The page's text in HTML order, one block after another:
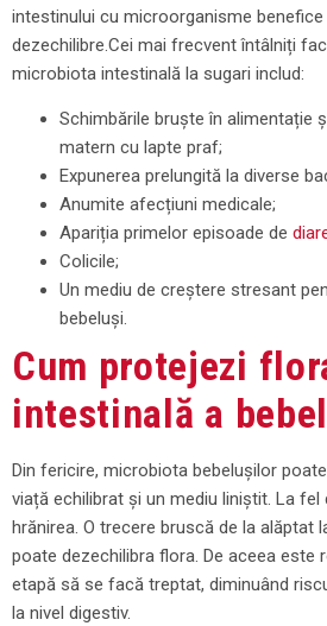
intestinului cu microorganisme
dezechilibre.Cei mai frecvent întâlniți
microbiota intestinală la sugari includ:
Schimbările bruște în alimentație
matern cu lapte praf;
Expunerea prelungită la diverse
Anumite afecțiuni medicale;
Apariția primelor episoade de
Colicile;
Un mediu de creștere stresant
bebeluși.
Cum protejezi
intestinală a
Din fericire, microbiota bebelușilor
viață echilibrat și un mediu liniștit. La
hrănirea. O trecere bruscă de la alăptat
poate dezechilibra flora. De aceea este
etapă să se facă treptat, diminuând
la nivel digestiv.